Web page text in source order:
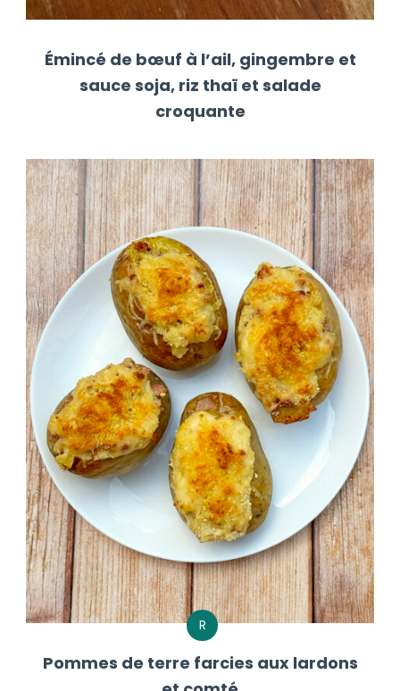
Émincé de bœuf à l’ail, gingembre et
sauce soja, riz thaï et salade
croquante
R
Pommes de terre farcies aux lardons